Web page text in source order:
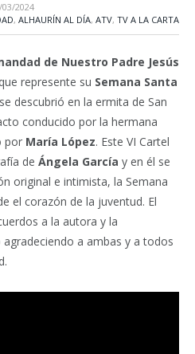
03/2024
, ALHAURÍN AL DÍA, ATV, TV A LA CARTA
de Nuestro Padre Jesús
represente su Semana Santa
descubrió en la ermita de San
conducido por la hermana
por María López. Este VI Cartel
de Ángela García y en él se
original e intimista, la Semana
el corazón de la juventud. El
a la autora y la
a ambas y a todos